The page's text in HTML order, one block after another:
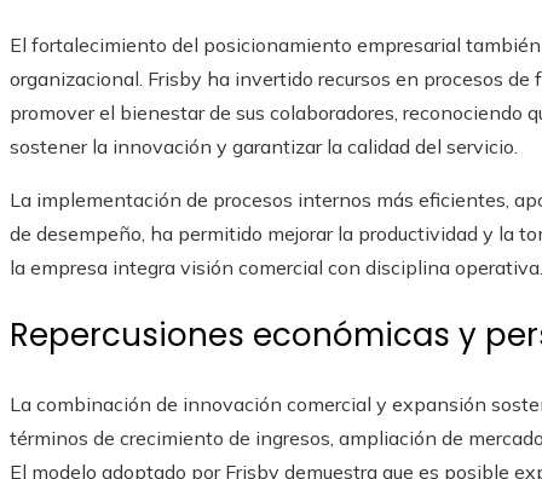
El fortalecimiento del posicionamiento empresarial
organizacional. Frisby ha invertido recursos en procesos
promover el bienestar de sus colaboradores, reconociendo
sostener la innovación y garantizar la calidad del servicio.
La implementación de procesos internos más eficientes,
de desempeño, ha permitido mejorar la productividad y la
la empresa integra visión comercial con disciplina operativa.
Repercusiones económicas y
La combinación de innovación comercial y expansión
términos de crecimiento de ingresos, ampliación de
El modelo adoptado por Frisby demuestra que es posible